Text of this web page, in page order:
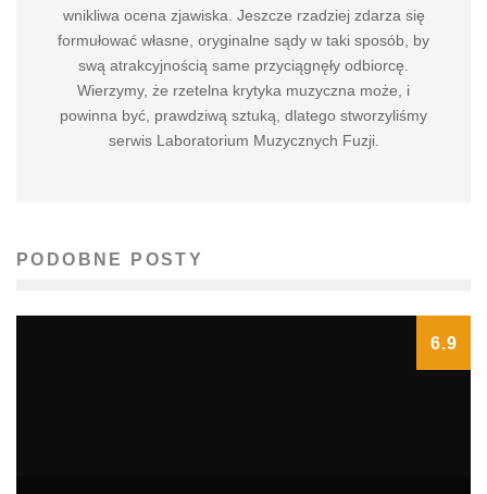
wnikliwa ocena zjawiska. Jeszcze rzadziej zdarza się
formułować własne, oryginalne sądy w taki sposób, by
swą atrakcyjnością same przyciągnęły odbiorcę.
Wierzymy, że rzetelna krytyka muzyczna może, i
powinna być, prawdziwą sztuką, dlatego stworzyliśmy
serwis Laboratorium Muzycznych Fuzji.
PODOBNE POSTY
6.9